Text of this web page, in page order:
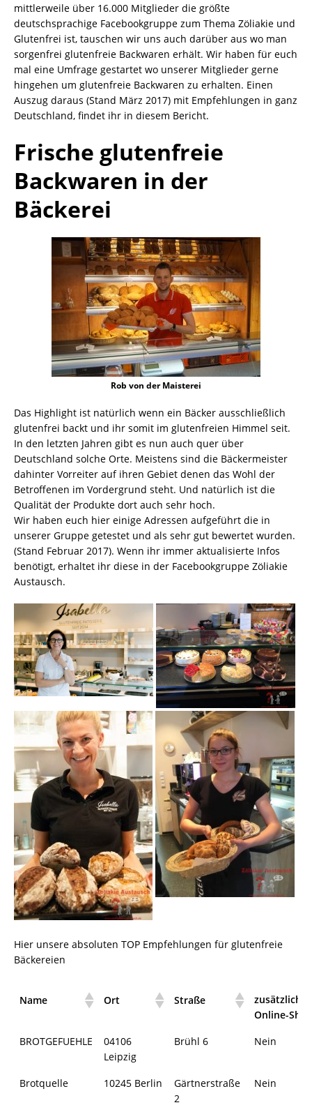
mittlerweile über 16.000 Mitglieder die größte
deutschsprachige Facebookgruppe zum Thema Zöliakie und
Glutenfrei ist, tauschen wir uns auch darüber aus wo man
sorgenfrei glutenfreie Backwaren erhält. Wir haben für euch
mal eine Umfrage gestartet wo unserer Mitglieder gerne
hingehen um glutenfreie Backwaren zu erhalten. Einen
Auszug daraus (Stand März 2017) mit Empfehlungen in ganz
Deutschland, findet ihr in diesem Bericht.
Frische glutenfreie
Backwaren in der
Bäckerei
Rob von der Maisterei
Das Highlight ist natürlich wenn ein Bäcker ausschließlich
glutenfrei backt und ihr somit im glutenfreien Himmel seit.
In den letzten Jahren gibt es nun auch quer über
Deutschland solche Orte. Meistens sind die Bäckermeister
dahinter Vorreiter auf ihren Gebiet denen das Wohl der
Betroffenen im Vordergrund steht. Und natürlich ist die
Qualität der Produkte dort auch sehr hoch.
Wir haben euch hier einige Adressen aufgeführt die in
unserer Gruppe getestet und als sehr gut bewertet wurden.
(Stand Februar 2017). Wenn ihr immer aktualisierte Infos
benötigt, erhaltet ihr diese in der Facebookgruppe Zöliakie
Austausch.
Hier unsere absoluten TOP Empfehlungen für glutenfreie
Bäckereien
Name Ort Straße
zusätzlicher
Online-
BROTGEFUEHLE
04106
Leipzig
Brühl 6 Nein
Brotquelle 10245 Berlin
Gärtnerstraße
2
Nein